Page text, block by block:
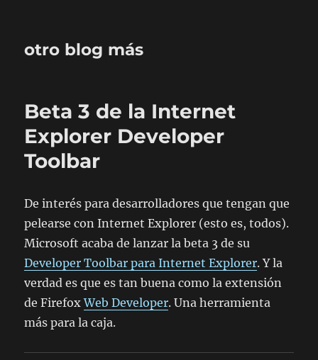
otro blog más
Beta 3 de la Internet
Explorer Developer
Toolbar
De interés para desarrolladores que tengan que
pelearse con Internet Explorer (esto es, todos).
Microsoft acaba de lanzar la beta 3 de su
Developer Toolbar para Internet Explorer. Y la
verdad es que es tan buena como la extensión
de FirefoxWeb Developer. Una herramienta
más para la caja.